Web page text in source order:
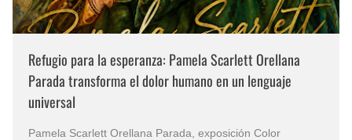
Refugio para la esperanza: Pamela Scarlett Orellana
Parada transforma el dolor humano en un lenguaje
universal
Pamela Scarlett Orellana Parada, exposición Color